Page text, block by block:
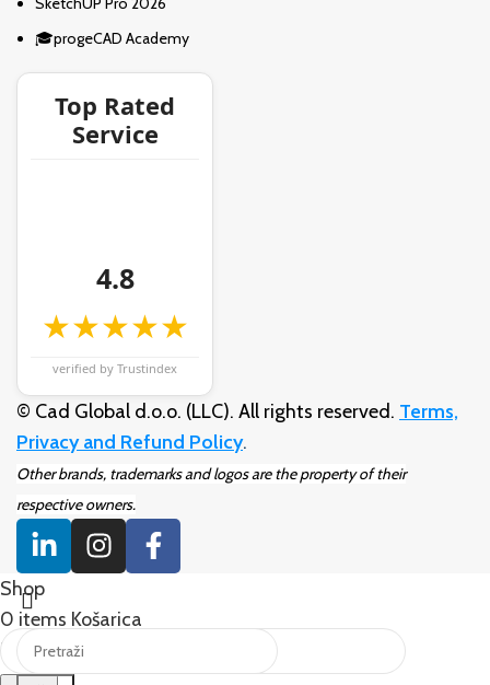
🎓progeCAD Academy
Top Rated
Service
4.8
★★★★★
verified by Trustindex
© Cad Global d.o.o. (LLC). All rights reserved. Terms,
Privacy and Refund Policy.
Other brands, trademarks and logos are the property of their
respective owners.
Shop
0 items Košarica
Moj račun